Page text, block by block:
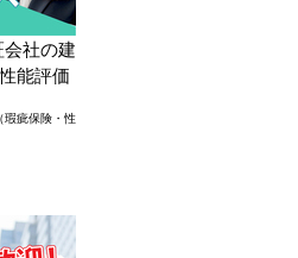
社の建
能評価
瑕疵保険・性